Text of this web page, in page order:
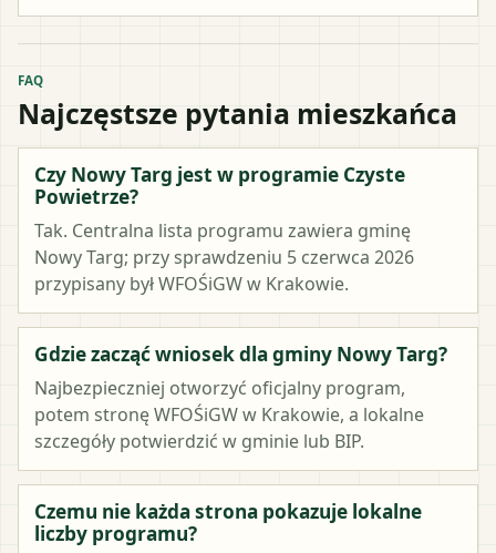
FAQ
Najczęstsze pytania mieszkańca
Czy Nowy Targ jest w programie Czyste
Powietrze?
Tak. Centralna lista programu zawiera gminę
Nowy Targ; przy sprawdzeniu 5 czerwca 2026
przypisany był WFOŚiGW w Krakowie.
Gdzie zacząć wniosek dla gminy Nowy Targ?
Najbezpieczniej otworzyć oficjalny program,
potem stronę WFOŚiGW w Krakowie, a lokalne
szczegóły potwierdzić w gminie lub BIP.
Czemu nie każda strona pokazuje lokalne
liczby programu?